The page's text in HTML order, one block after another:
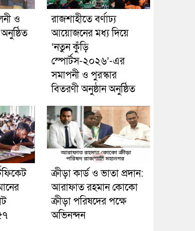
ও
রাজশাহীতে বর্ণাঢ্য
আয়োজনের মধ্য দিয়ে
‘নতুন কুঁড়ি
স্পোর্টস-২০২৬’-এর
সমাপনী ও পুরস্কার
বিতরণী অনুষ্ঠান অনুষ্ঠিত
ক্রীড়া কার্ড ও ভাতা প্রদান:
আরাফাত রহমান কোকো
ক্রীড়া পরিষদের পক্ষে
অভিনন্দন